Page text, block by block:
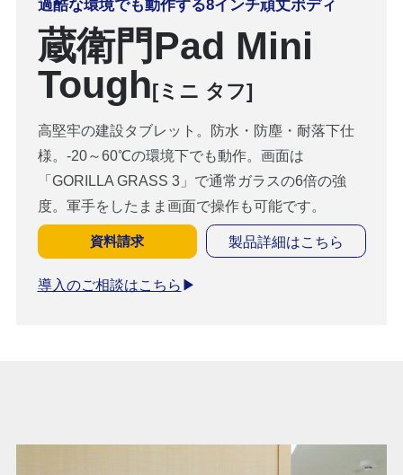
過酷な環境でも動作する8インチ頑丈ボディ
蔵衛門Pad Mini
Tough [ミニ タフ]
高堅牢の建設タブレット。防水・防塵・耐落下仕
様。-20～60℃の環境下でも動作。画面は
「GORILLA GRASS 3」で通常ガラスの6倍の強
度。軍手をしたまま画面で操作も可能です。
資料請求 製品詳細はこちら
導入のご相談はこちら ▶